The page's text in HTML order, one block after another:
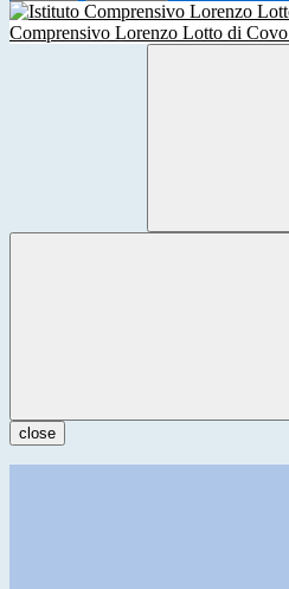
Comprensivo Lorenzo Lotto di Covo
close